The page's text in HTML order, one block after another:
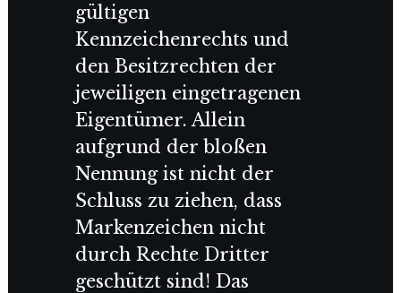
gültigen
Kennzeichenrechts und
den Besitzrechten der
jeweiligen eingetragenen
Eigentümer. Allein
aufgrund der bloßen
Nennung ist nicht der
Schluss zu ziehen, dass
Markenzeichen nicht
durch Rechte Dritter
geschützt sind! Das